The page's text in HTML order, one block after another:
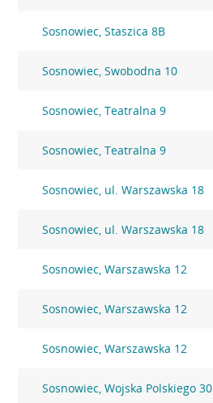
Sosnowiec, Staszica 8B
Sosnowiec, Swobodna 10
Sosnowiec, Teatralna 9
Sosnowiec, Teatralna 9
Sosnowiec, ul. Warszawska 18
Sosnowiec, ul. Warszawska 18
Sosnowiec, Warszawska 12
Sosnowiec, Warszawska 12
Sosnowiec, Warszawska 12
Sosnowiec, Wojska Polskiego 30